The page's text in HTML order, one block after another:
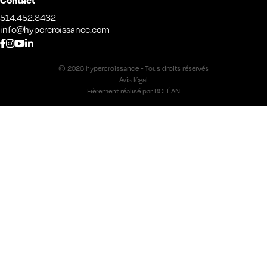
514.452.3432
info@hypercroissance.com
© 2026 hypercroissance - Tous droits réservés
Avis légal
Fièrement réalisé par BOLÉAN